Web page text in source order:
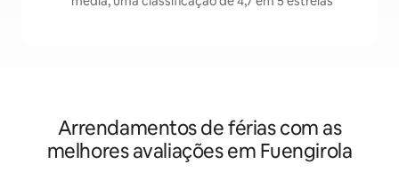
Arrendamentos de férias com as
melhores avaliações em Fuengirola